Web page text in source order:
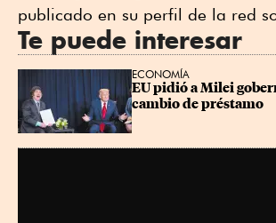
publicado en su perfil de la red
Te puede interesar
ECONOMÍA
EU pidió a Milei
cambio de préstamo